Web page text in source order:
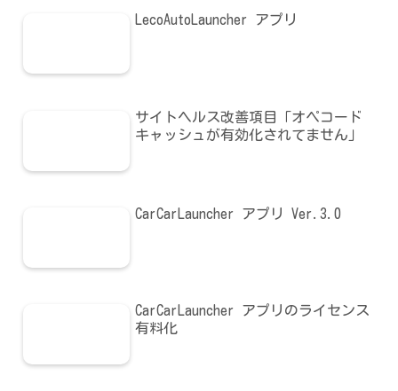
LecoAutoLauncher アプリ
サイトヘルス改善項目「オペコード
キャッシュが有効化されてません」
CarCarLauncher アプリ Ver.3.0
CarCarLauncher アプリのライセンス
有料化